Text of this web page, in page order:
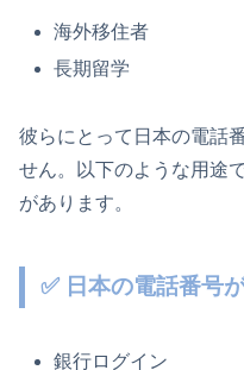
海外移住者
長期留学
彼らにとって日本の電話
せん。以下のような用途
があります。
✅ 日本の電話番号
銀行ログイン